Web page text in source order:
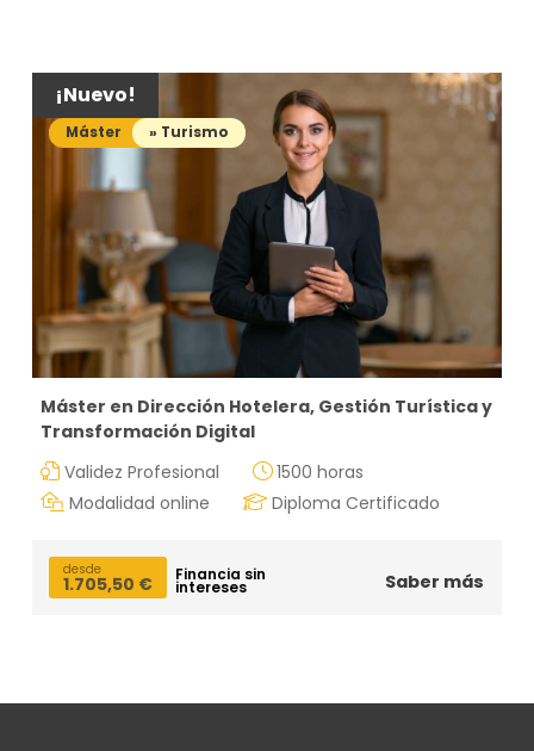
¡Nuevo!
Máster » Turismo
Máster en Dirección Hotelera, Gestión Turística y
Transformación Digital
Validez Profesional
1500 horas
Modalidad online
Diploma Certificado
desde
1.705,50 € Financia sin
intereses Saber más